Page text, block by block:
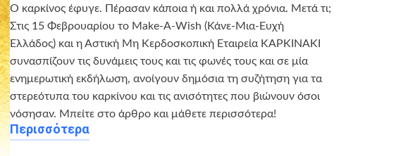
Ο καρκίνος έφυγε. Πέρασαν κάποια ή και πολλά χρόνια. Μετά τι;
Στις 15 Φεβρουαρίου το Make-A-Wish (Κάνε-Μια-Ευχή
Ελλάδος) και η Αστική Μη Κερδοσκοπική Εταιρεία ΚΑΡΚΙΝΑΚΙ
συνασπίζουν τις δυνάμεις τους και τις φωνές τους και σε μία
ενημερωτική εκδήλωση, ανοίγουν δημόσια τη συζήτηση για τα
στερεότυπα του καρκίνου και τις ανισότητες που βιώνουν όσοι
νόσησαν. Μπείτε στο άρθρο και μάθετε περισσότερα!
Περισσότερα